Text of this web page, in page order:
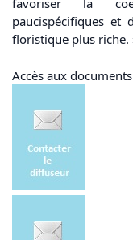
favoriser la
paucispécifiques et
floristique plus riche.
Accès aux documents